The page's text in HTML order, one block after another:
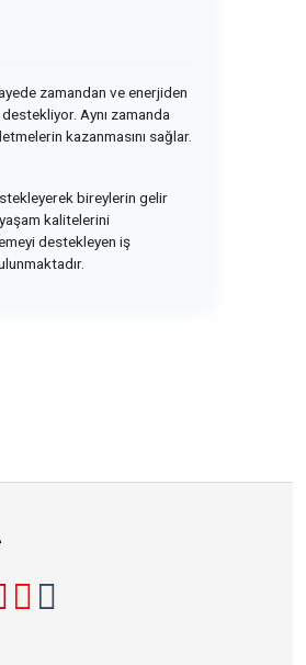
zamandan ve enerjiden
Aynı zamanda
kazanmasını sağlar.
bireylerin gelir
kalitelerini
destekleyen iş